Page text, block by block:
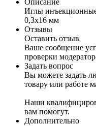
Описание
Иглы
0,3х16 мм
Отзывы
Оставить отзыв
Ваше сообщение
проверки
Задать вопрос
Вы можете задать
товару или работе
Наши
вам помогут.
Дополнительно